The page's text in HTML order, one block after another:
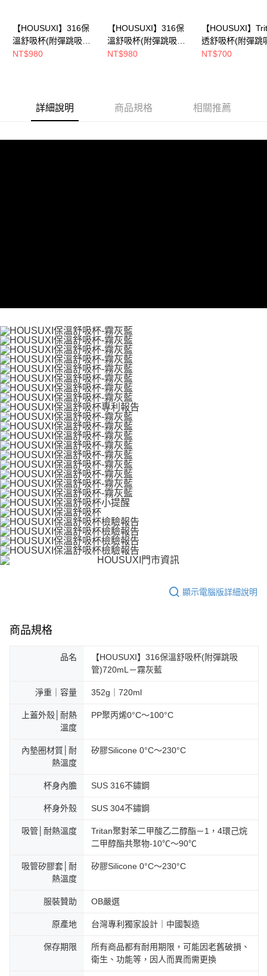
【HOUSUXI】316保
溫舒吸杯(附彈跳吸
管)720ml-霧粉紅【5周
NT$980
【HOUSUXI】316保
溫舒吸杯(附彈跳吸
管)720ml-燕麥奶【5周
NT$980
【HOUSUXI】
透舒吸杯(附彈跳
管)760ml-淺水藍
NT$700
詳細說明 商品規格 相關推薦
顯示電腦版詳細說明
商品規格
品名
【HOUSUXI】316保溫舒吸杯(附彈跳吸
管)720mL－霧灰藍
淨重｜容量 352g｜720ml
上蓋外殼│耐熱
溫度
PP聚丙烯0°C～100°C
內墊圈材質│耐
熱溫度
矽膠Silicone 0°C～230°C
杯身內膽 SUS 316不鏽鋼
杯身外殼 SUS 304不鏽鋼
吸管│耐熱溫度
Tritan聚對苯二甲酸乙二醇酯－1，4環己烷
二甲醇酯共聚物-10℃～90℃
吸管矽膠套│耐
熱溫度
矽膠Silicone 0°C～230°C
服裝贊助 OB嚴選
原產地 台灣專利獨家設計｜中國製造
保存期限
所有商品都有耐用期限，可能因老舊破損、
衛生、功能等，因人而異而需更換